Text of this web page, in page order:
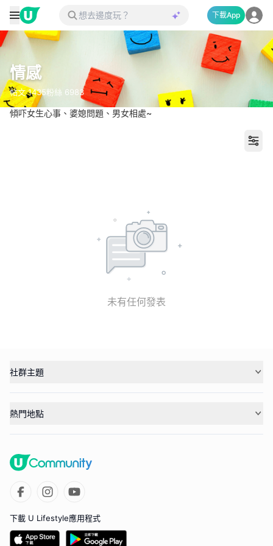
下載App
情感
帖文1435粉絲 6983
傾吓女生心事、婆媳問題、男女相處~
未有任何發表
社群主題
熱門地點
下載 U Lifestyle應用程式